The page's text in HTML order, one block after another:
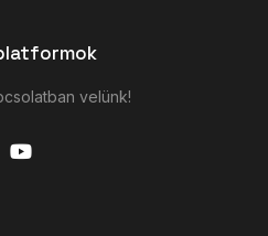
velünk!